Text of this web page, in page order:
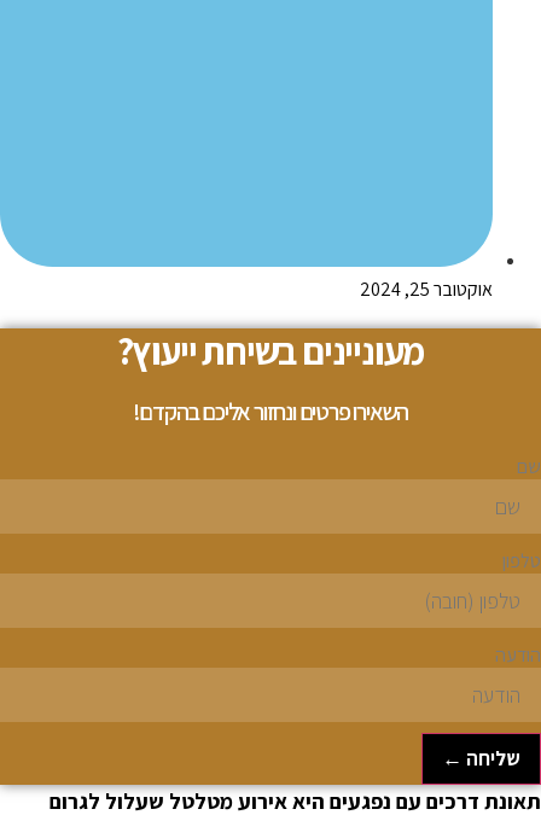
אוקטובר 25, 2024
מעוניינים בשיחת ייעוץ?
השאירו פרטים ונחזור אליכם בהקדם!
שליחה ←
דרכים עם נפגעים היא אירוע מטלטל שעלול לגרום